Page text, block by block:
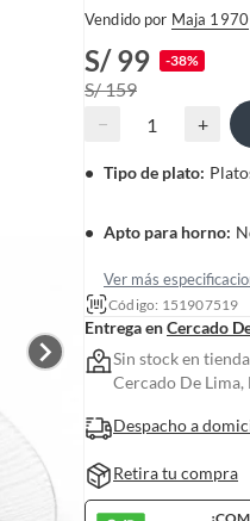
Vendido por Maja 1970
S/ 99 -38%
S/ 159
−
+
Tipo de plato:
Apto para horno:
Ver más
Código: 151907519
Entrega enCercado
Sin stock en tienda
Cercado De Lima,
Despacho a
Retira tu compra